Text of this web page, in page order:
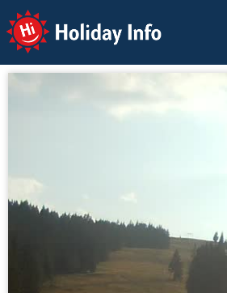
Holiday Info